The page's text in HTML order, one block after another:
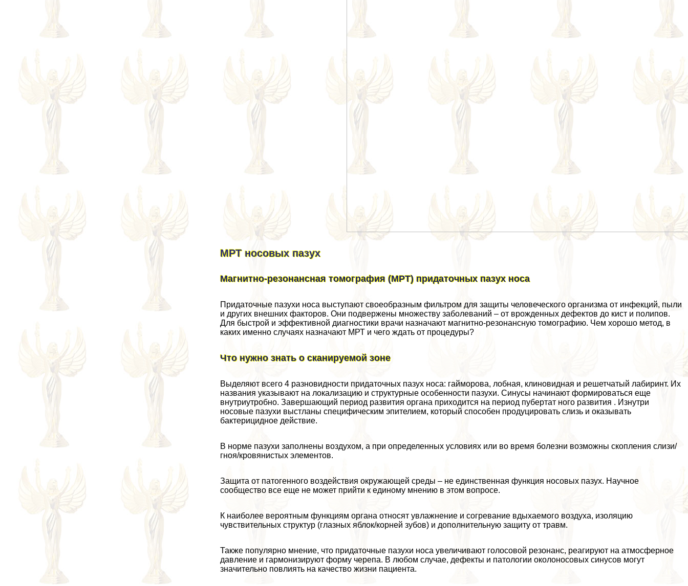
МРТ носовых пазух
Магнитно-резонансная томография (МРТ) придаточных пазух носа
Придаточные пазухи носа выступают своеобразным фильтром для защиты человеческого организма от инфекций, пыли
и других внешних факторов. Они подвержены множеству заболеваний – от врожденных дефектов до кист и полипов.
Для быстрой и эффективной диагностики врачи назначают магнитно-резонансную томографию. Чем хорошо метод, в
каких именно случаях назначают МРТ и чего ждать от процедуры?
Что нужно знать о сканируемой зоне
Выделяют всего 4 разновидности придаточных пазух носа: гайморова, лобная, клиновидная и решетчатый лабиринт. Их
названия указывают на локализацию и структурные особенности пазухи. Синусы начинают формироваться еще
внутриутробно. Завершающий период развития органа приходится на период пубертат ного развития . Изнутри
носовые пазухи выстланы специфическим эпителием, который способен продуцировать слизь и оказывать
бактерицидное действие.
В норме пазухи заполнены воздухом, а при определенных условиях или во время болезни возможны скопления слизи/
гноя/кровянистых элементов.
Защита от патогенного воздействия окружающей среды – не единственная функция носовых пазух. Научное
сообщество все еще не может прийти к единому мнению в этом вопросе.
К наиболее вероятным функциям органа относят увлажнение и согревание вдыхаемого воздуха, изоляцию
чувствительных структур (глазных яблок/корней зубов) и дополнительную защиту от травм.
Также популярно мнение, что придаточные пазухи носа увеличивают голосовой резонанс, реагируют на атмосферное
давление и гармонизируют форму черепа. В любом случае, дефекты и патологии околоносовых синусов могут
значительно повлиять на качество жизни пациента.